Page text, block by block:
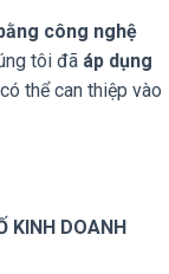
công nghệ
tôi đã áp dụng
thể can thiệp vào
KINH DOANH